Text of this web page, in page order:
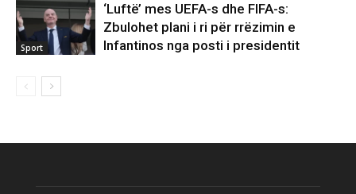
Sport
‘Luftë’ mes UEFA-s dhe FIFA-s:
Zbulohet plani i ri për rrëzimin e
Infantinos nga posti i presidentit